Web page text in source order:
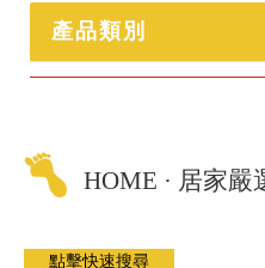
產品類別
HOME · 居家嚴